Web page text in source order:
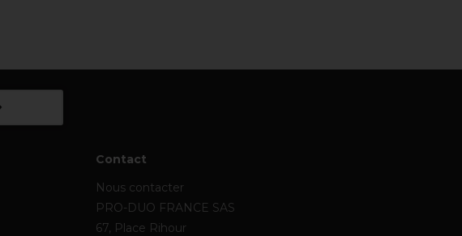
Contact
Nous contacter
PRO-DUO FRANCE SAS
67, Place Rihour